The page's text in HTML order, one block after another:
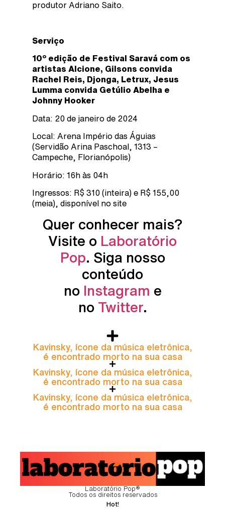
produtor Adriano Saito.
Serviço
10º edição de Festival Saravá com os
artistas Alcione, Gilsons convida
Rachel Reis, Djonga, Letrux, Jesus
Lumma convida Getúlio Abelha e
Johnny Hooker
Data: 20 de janeiro de 2024
Local: Arena Império das Águias
(Servidão Arina Paschoal, 1313 –
Campeche, Florianópolis)
Horário: 16h às 04h
Ingressos: R$ 310 (inteira) e R$ 155,00
(meia), disponível no site
Quer conhecer mais?
Visite o Laboratório
Pop. Siga nosso
conteúdo
no Instagram e
no Twitter.
Kavinsky, ícone da música eletrônica,
é encontrado morto na sua casa
Kavinsky, ícone da música eletrônica,
é encontrado morto na sua casa
Kavinsky, ícone da música eletrônica,
é encontrado morto na sua casa
Laboratório Pop®
Todos os direitos reservados
Hot!